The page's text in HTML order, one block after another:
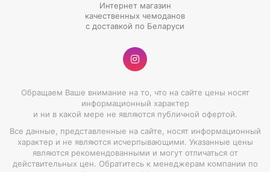
Интернет магазин
качественных чемоданов
с доставкой по Беларуси
Обращаем Ваше внимание на то, что на сайте цены носят
информационный характер
и ни в какой мере не являются публичной офертой.
Все данные, представленные на сайте, носят информационный
характер и не являются исчерпывающими. Указанные цены
являются рекомендованными и могут отличаться от
действительных цен. Обратитесь к менеджерам компании по